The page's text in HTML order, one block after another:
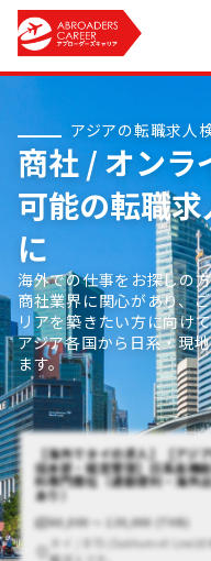
アジアの転職求人
商社 / オンラ
可能の転職
に
海外での仕事をお探しの
商社業界に関心があり、
リアを築きたい方に向けて
アジア各国から日系・現
ます。
【海外でタイの求人】【アジ
括本部・経営管理】日系高機
料専門商社（通勤便利・海外
あり）
60,000 〜 130,000 (THB)
タイ / BTS (Sukhumvit Line)の